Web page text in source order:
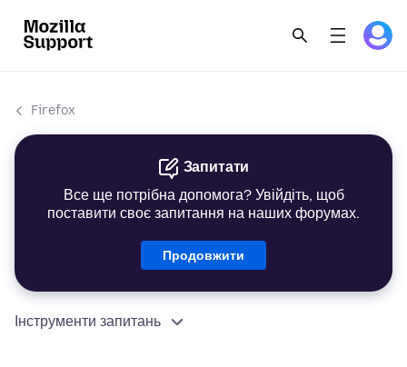
Firefox
Запитати
Все ще потрібна допомога? Увійдіть, щоб
поставити своє запитання на наших форумах.
Продовжити
Інструменти запитань